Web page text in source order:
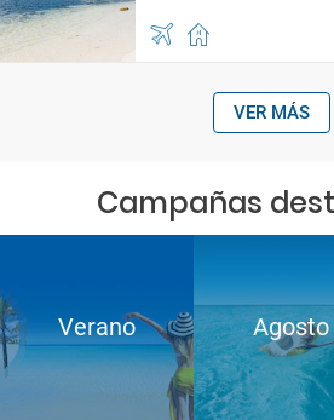
VER MÁS
Campañas
Verano Agosto